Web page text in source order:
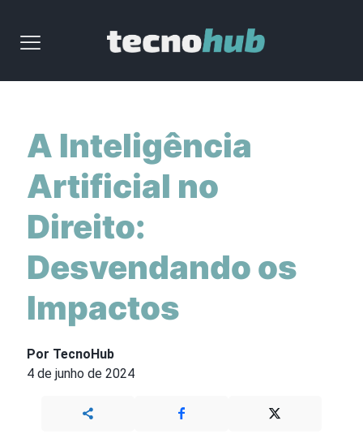
A Inteligência
Artificial no
Direito:
Desvendando os
Impactos
Por TecnoHub
4 de junho de 2024